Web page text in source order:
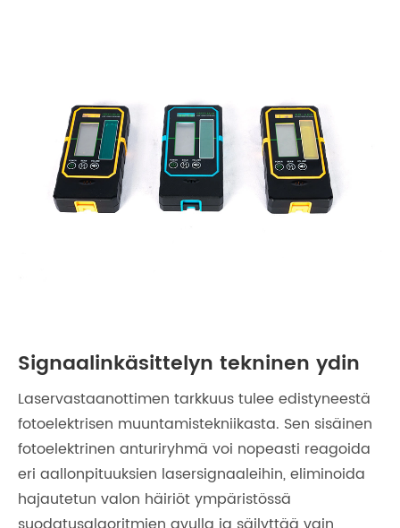
Signaalinkäsittelyn tekninen ydin
Laservastaanottimen tarkkuus tulee edistyneestä
fotoelektrisen muuntamistekniikasta. Sen sisäinen
fotoelektrinen anturiryhmä voi nopeasti reagoida
eri aallonpituuksien lasersignaaleihin, eliminoida
hajautetun valon häiriöt ympäristössä